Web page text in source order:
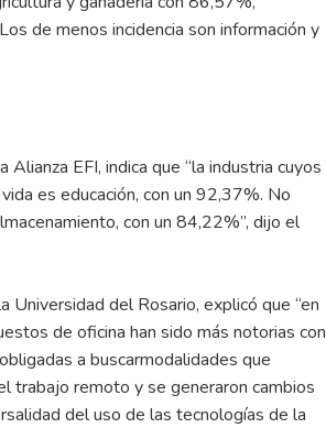
de menos incidencia son información y
EFI, indica que “la industria cuyos
es educación, con un 92,37%. No
con un 84,22%”, dijo el
Universidad del Rosario, explicó que “en
de oficina han sido más notorias con
a buscarmodalidades que
trabajo remoto y se generaron cambios
del uso de las tecnologías de la